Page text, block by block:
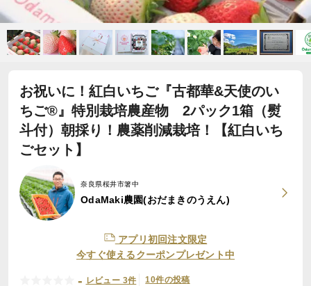
お祝いに！紅白いちご『古都華&天使のい
ちご®』特別栽培農産物 2パック1箱（熨
斗付）朝採り！農薬削減栽培！【紅白いち
ごセット】
奈良県桜井市箸中
OdaMaki農園(おだまきのうえん)
アプリ初回注文限定
今すぐ使えるクーポンプレゼント中
- レビュー 3件 10件の投稿